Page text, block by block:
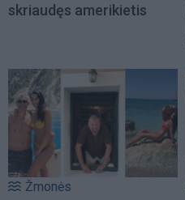
skriaudęs amerikietis
Žmonės